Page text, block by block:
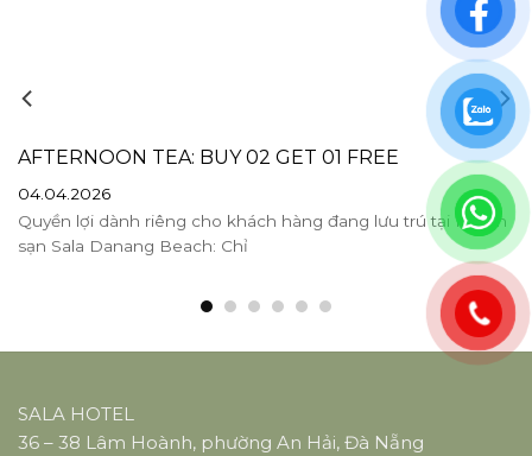
AFTERNOON TEA: BUY 02 GET 01 FREE
04.04.2026
Quyền lợi dành riêng cho khách hàng đang lưu trú tại Khách
sạn Sala Danang Beach: Chỉ
SALA HOTEL
36 – 38 Lâm Hoành, phường An Hải, Đà Nẵng